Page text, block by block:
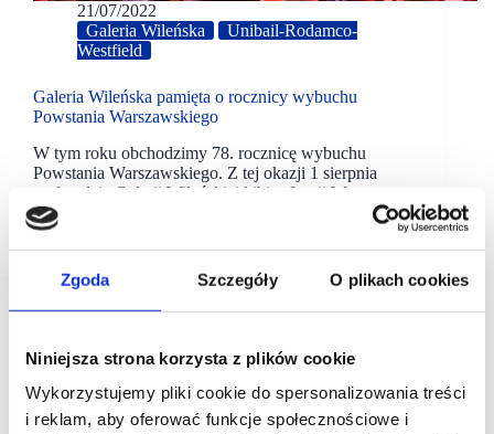
Zgoda Szczegóły O plikach cookies
Niniejsza strona korzysta z plików cookie
Wykorzystujemy pliki cookie do spersonalizowania treści
i reklam, aby oferować funkcje społecznościowe i
21/07/2022
Galeria Wileńska
Unibail-Rodamco-
Westfield
Galeria Wileńska pamięta o rocznicy wybuchu
Powstania Warszawskiego
W tym roku obchodzimy 78. rocznicę wybuchu
Powstania Warszawskiego. Z tej okazji 1 sierpnia
na fasadzie Galerii Wileńskiej kibice Legii Warszawa
jak co roku wywieszą biało-czerwoną flagę,
na której w zeszłym roku naszyto…